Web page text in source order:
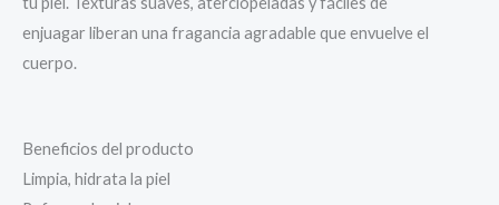
enjuagar liberan una fragancia agradable que envuelve el
cuerpo.
Beneficios del producto
Limpia, hidrata la piel